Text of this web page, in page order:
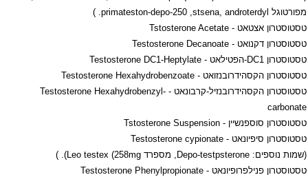
מפורטוגל stsena, androterdyl
,
primateston-depo-250
. )
טסטוסטרון אצטאט - Tstosterone Acetate
טסטוסטרון דקנואט - Testosterone Decanoate
טסטוסטרון 1
DC-הפטילאט - Testosterone DC1-Heptylate
טסטוסטרון הקסהידרובנזואט - Testosterone Hexahydrobenzoate
טסטוסטרון הקסהידרובנזיל-קרבונאט - Testosterone Hexahydrobenzyl-
carbonate
טסטוסטרון סוספנשיין - Tstosterone Suspension
טסטוסטרון סיפיונאט - Testosterone cypionate
(שמות נוספים: Depo-testpsterone , מספרד Leo testex (258mg
). )
טסטוסטרון פנילפרופיונאט - Testosterone Phenylpropionate